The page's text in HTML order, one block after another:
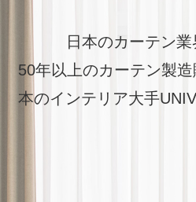
日本のカーテン
50年以上のカーテン製
本のインテリア大手